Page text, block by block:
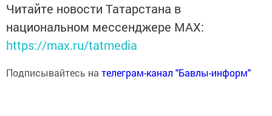
Читайте новости Татарстана в
национальном мессенджере MАХ:
https://max.ru/tatmedia
Подписывайтесь на телеграм-канал "Бавлы-информ"